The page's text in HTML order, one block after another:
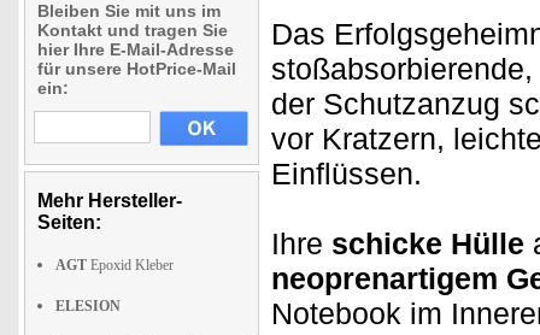
Bleiben Sie mit uns im
Kontakt und tragen Sie
hier Ihre E-Mail-Adresse
für unsere HotPrice-Mail
ein:
Mehr Hersteller-
Seiten:
AGT Epoxid Kleber
ELESION
Das
der Schutzanzug
vor Kratzern,
Einflüssen.
Ihre schicke Hülle
neoprenartigem
Notebook im